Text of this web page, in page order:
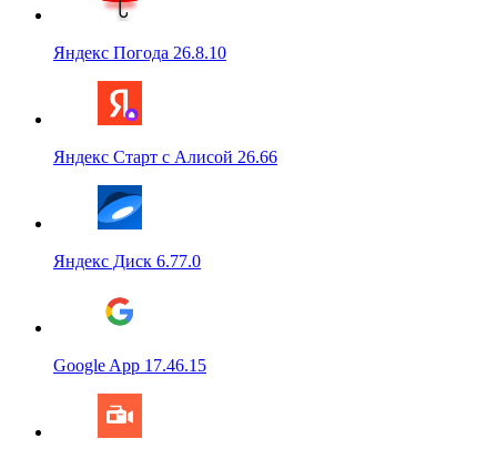
Яндекс Погода 26.8.10
Яндекс Старт с Алисой 26.66
Яндекс Диск 6.77.0
Google App 17.46.15